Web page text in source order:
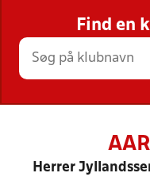
STILLINGER,
Find en
Herrer